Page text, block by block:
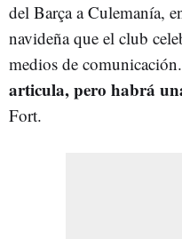
del Barça a Culemanía,
navideña que el club
medios de
articula, pero habrá
Fort.